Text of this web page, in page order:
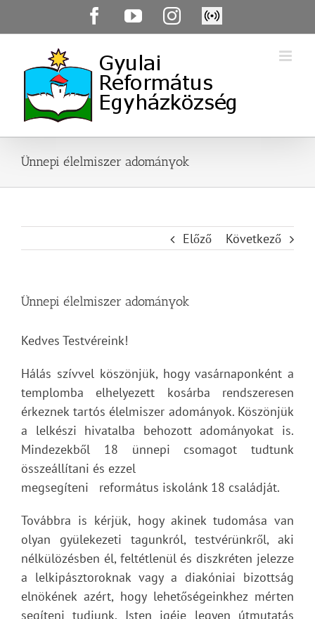
FacebookYouTubeInstagram
Élő
közvetítés
Ünnepi élelmiszer adományok
Előző Következő
Ünnepi élelmiszer adományok
Kedves Testvéreink!
Hálás szívvel köszönjük, hogy vasárnaponként a
templomba elhelyezett kosárba rendszeresen
érkeznek tartós élelmiszer adományok. Köszönjük
a lelkészi hivatalba behozott adományokat is.
Mindezekből 18 ünnepi csomagot tudtunk
összeállítani és ezzel
megsegíteni református iskolánk 18 családját.
Továbbra is kérjük, hogy akinek tudomása van
olyan gyülekezeti tagunkról, testvérünkről, aki
nélkülözésben él, feltétlenül és diszkréten jelezze
a lelkipásztoroknak vagy a diakóniai bizottság
elnökének azért, hogy lehetőségeinkhez mérten
segíteni tudjunk. Isten igéje legyen útmutatás